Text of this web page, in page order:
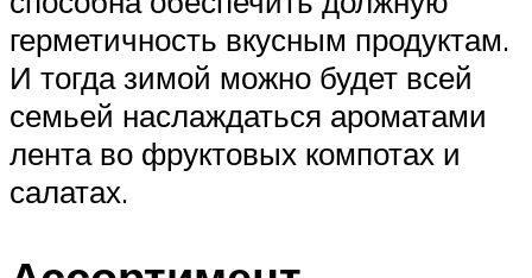
герметичность вкусным продуктам.
И тогда зимой можно будет всей
семьей наслаждаться ароматами
лента во фруктовых компотах и
салатах.